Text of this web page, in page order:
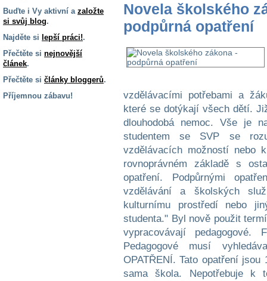
Buďte i Vy aktivní a založte
si svůj blog.
Najděte si lepší práci!.
Přečtěte si nejnovější
článek.
Přečtěte si články bloggerů.
Příjemnou zábavu!
Novela školského
podpůrná opatření
vzdělávacími potřebami a
které se dotýkají všech dětí.
dlouhodobá nemoc. Vše je
studentem se SVP se
vzdělávacích možností nebo
rovnoprávném základě s
opatření. Podpůrnými
vzdělávání a školských
kulturnímu prostředí nebo
studenta." Byl nově použit
vypracovávají
Pedagogové musí
OPATŘENÍ. Tato opatření
sama škola. Nepotřebuje k